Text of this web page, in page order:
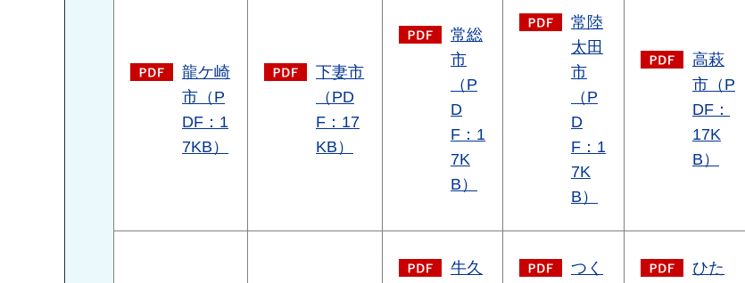
龍ケ崎
市（P
DF：1
7KB）
下妻市
（PD
F：17
KB）
常総
市
（P
D
F：1
7K
B）
常陸
太田
市
（P
D
F：1
7K
B）
高萩
市（P
DF：
17K
B）
牛久
つく
ひた